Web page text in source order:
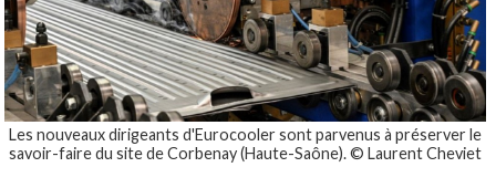
Les nouveaux dirigeants d'Eurocooler sont parvenus à préserver le
savoir-faire du site de Corbenay (Haute-Saône). © Laurent Cheviet